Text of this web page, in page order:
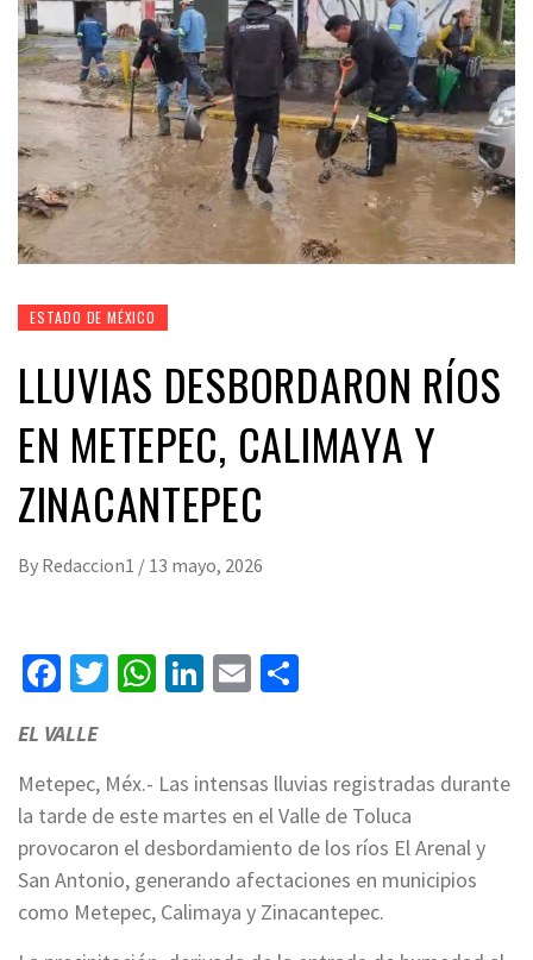
ESTADO DE MÉXICO
LLUVIAS DESBORDARON RÍOS
EN METEPEC, CALIMAYA Y
ZINACANTEPEC
By Redaccion1 / 13 mayo, 2026
Facebook
Twitter
WhatsApp
LinkedIn
Email
EL VALLE
Metepec, Méx.- Las intensas lluvias registradas durante
la tarde de este martes en el Valle de Toluca
provocaron el desbordamiento de los ríos El Arenal y
San Antonio, generando afectaciones en municipios
como Metepec, Calimaya y Zinacantepec.